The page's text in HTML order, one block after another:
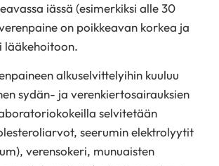
iässä (esimerkiksi alle 30
on poikkeavan korkea ja
lääkehoitoon.
alkuselvittelyihin kuuluu
sydän- ja verenkiertosairauksien
selvitetään
seerumin elektrolyytit
verensokeri, munuaisten